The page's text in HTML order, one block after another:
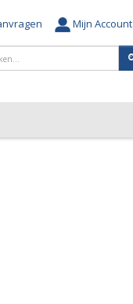
Mijn Account